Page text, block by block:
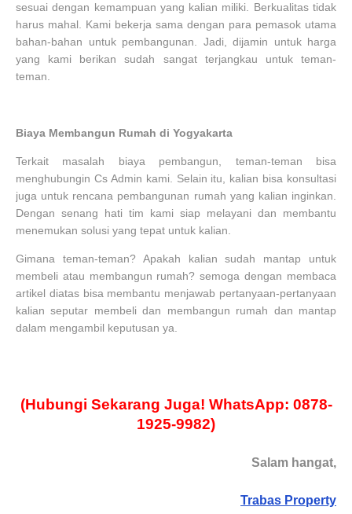
sesuai dengan kemampuan yang kalian miliki. Berkualitas tidak
harus mahal. Kami bekerja sama dengan para pemasok utama
bahan-bahan untuk pembangunan. Jadi, dijamin untuk harga
yang kami berikan sudah sangat terjangkau untuk teman-
teman.
Biaya Membangun Rumah di Yogyakarta
Terkait masalah biaya pembangun, teman-teman bisa
menghubungin Cs Admin kami. Selain itu, kalian bisa konsultasi
juga untuk rencana pembangunan rumah yang kalian inginkan.
Dengan senang hati tim kami siap melayani dan membantu
menemukan solusi yang tepat untuk kalian.
Gimana teman-teman? Apakah kalian sudah mantap untuk
membeli atau membangun rumah? semoga dengan membaca
artikel diatas bisa membantu menjawab pertanyaan-pertanyaan
kalian seputar membeli dan membangun rumah dan mantap
dalam mengambil keputusan ya.
(Hubungi Sekarang Juga! WhatsApp: 0878-
1925-9982)
Salam hangat,
Trabas Property